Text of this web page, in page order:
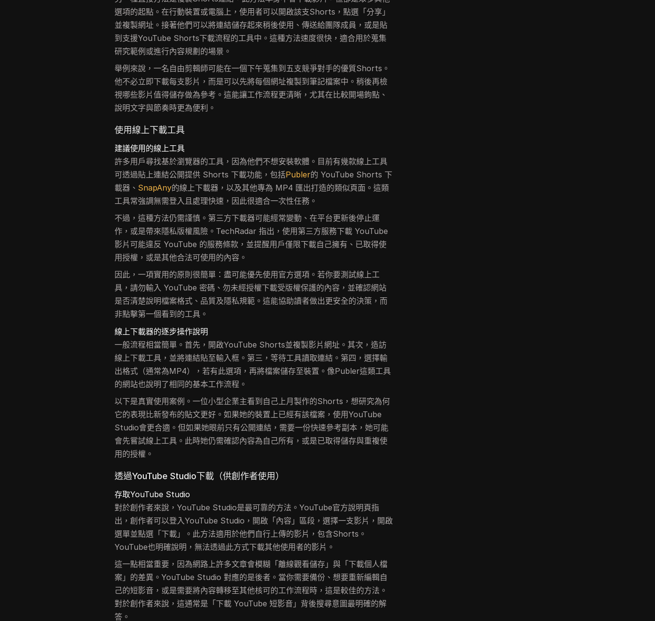
選項的起點。在行動裝置或電腦上，使用者可以開啟該支Shorts，點選「分享」
並複製網址。接著他們可以將連結儲存起來稍後使用、傳送給團隊成員，或是貼
到支援YouTube Shorts下載流程的工具中。這種方法速度很快，適合用於蒐集
研究範例或進行內容規劃的場景。
舉例來說，一名自由剪輯師可能在一個下午蒐集到五支競爭對手的優質Shorts。
他不必立即下載每支影片，而是可以先將每個網址複製到筆記檔案中。稍後再檢
視哪些影片值得儲存做為參考。這能讓工作流程更清晰，尤其在比較開場鉤點、
說明文字與節奏時更為便利。
使用線上下載工具
建議使用的線上工具
許多用戶尋找基於瀏覽器的工具，因為他們不想安裝軟體。目前有幾款線上工具
可透過貼上連結公開提供 Shorts 下載功能，包括Publer的 YouTube Shorts 下
載器、 SnapAny的線上下載器，以及其他專為 MP4 匯出打造的類似頁面。這類
工具常強調無需登入且處理快速，因此很適合一次性任務。
不過，這種方法仍需謹慎。第三方下載器可能經常變動、在平台更新後停止運
作，或是帶來隱私版權風險。TechRadar 指出，使用第三方服務下載 YouTube
影片可能違反 YouTube 的服務條款，並提醒用戶僅限下載自己擁有、已取得使
用授權，或是其他合法可使用的內容。
因此，一項實用的原則很簡單：盡可能優先使用官方選項。若你要測試線上工
具，請勿輸入 YouTube 密碼、勿未經授權下載受版權保護的內容，並確認網站
是否清楚說明檔案格式、品質及隱私規範。這能協助讀者做出更安全的決策，而
非點擊第一個看到的工具。
線上下載器的逐步操作說明
一般流程相當簡單。首先，開啟YouTube Shorts並複製影片網址。其次，造訪
線上下載工具，並將連結貼至輸入框。第三，等待工具讀取連結。第四，選擇輸
出格式（通常為MP4），若有此選項，再將檔案儲存至裝置。像Publer這類工具
的網站也說明了相同的基本工作流程。
以下是真實使用案例。一位小型企業主看到自己上月製作的Shorts，想研究為何
它的表現比新發布的貼文更好。如果她的裝置上已經有該檔案，使用YouTube
Studio會更合適。但如果她眼前只有公開連結，需要一份快速參考副本，她可能
會先嘗試線上工具。此時她仍需確認內容為自己所有，或是已取得儲存與重複使
用的授權。
透過YouTube Studio下載（供創作者使用）
存取YouTube Studio
對於創作者來說，YouTube Studio是最可靠的方法。YouTube官方說明頁指
出，創作者可以登入YouTube Studio，開啟「內容」區段，選擇一支影片，開啟
選單並點選「下載」。此方法適用於他們自行上傳的影片，包含Shorts。
YouTube也明確說明，無法透過此方式下載其他使用者的影片。
這一點相當重要，因為網路上許多文章會模糊「離線觀看儲存」與「下載個人檔
案」的差異。YouTube Studio 對應的是後者。當你需要備份、想要重新編輯自
己的短影音，或是需要將內容轉移至其他核可的工作流程時，這是較佳的方法。
對於創作者來說，這通常是「下載 YouTube 短影音」背後搜尋意圖最明確的解
答。